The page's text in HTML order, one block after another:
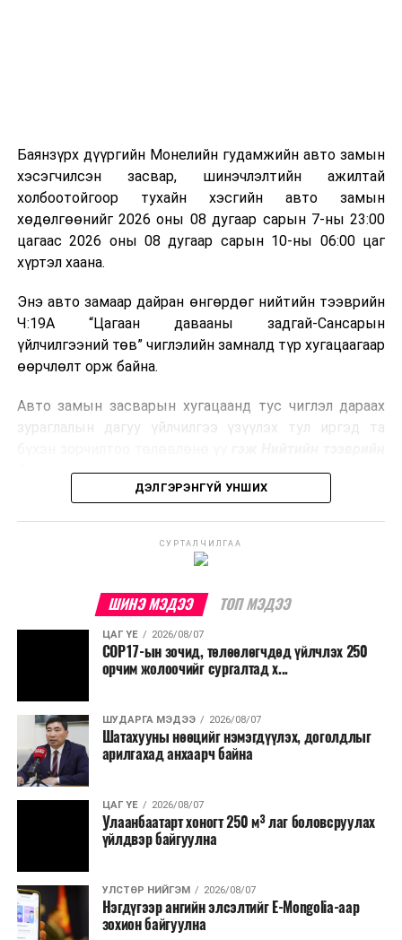
болон дулааны эрчим хүч үйлдвэрлэхэд ашиглаж
болдог. Зарим технологийн хувьд шаталтын дараа
үлдэх үнснээс фосфор зэрэг ашигт эрдсийг сэргээн
авах боломжтой аж.
байна. Тухайлбал, Германд лаг шатаах үйлдвэрээс
гарсан үнснээс фосфор сэргээн авах технологи
ашигладаг бол Нидерландад төвлөрсөн лаг
боловсруулах үйлдвэрүүдээр дулаан, цахилгаан
Ийнхүү лаг хатаах, шатаах технологийг лагийн
улсад өргөн ашиглаж байна.
Баянзүрх дүүргийн Монелийн гудамжийн авто замын
хэсэгчилсэн засвар, шинэчлэлтийн ажилтай
холбоотойгоор тухайн хэсгийн авто замын
хөдөлгөөнийг 2026 оны 08 дугаар сарын 7-ны 23:00
цагаас 2026 оны 08 дугаар сарын 10-ны 06:00 цаг
хүртэл хаана.
Энэ авто замаар дайран өнгөрдөг нийтийн тээврийн
Ч:19А “Цагаан давааны задгай-Сансарын
үйлчилгээний төв” чиглэлийн замналд түр хугацаагаар
өөрчлөлт орж байна.
Авто замын засварын хугацаанд тус чиглэл дараах
зураглалын дагуу үйлчилгээ үзүүлэх тул иргэд та
бодлогын газраас мэдээллээ.
ДЭЛГЭРЭНГҮЙ УНШИХ
СУРТАЛЧИЛГАА
ШИНЭ МЭДЭЭ ТОП МЭДЭЭ
ЦАГ ҮЕ 2026/08/07
COP17-ын зочид, төлөөлөгчдөд үйлчлэх 250
орчим жолоочийг сургалтад х...
ШУДАРГА МЭДЭЭ 2026/08/07
Шатахууны нөөцийг нэмэгдүүлэх, доголдлыг
арилгахад анхаарч байна
ЦАГ ҮЕ 2026/08/07
Улаанбаатарт хоногт 250 м³ лаг боловсруулах
үйлдвэр байгуулна
УЛСТӨР НИЙГЭМ 2026/08/07
Нэгдүгээр ангийн элсэлтийг E-Mongolia-аар
зохион байгуулна